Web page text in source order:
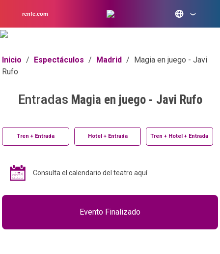
renfe.com
Inicio / Espectáculos / Madrid / Magia en juego - Javi
Rufo
Entradas Magia en juego - Javi Rufo
Tren + Entrada Hotel + Entrada Tren + Hotel + Entrada
Consulta el calendario del teatro aquí
Evento Finalizado